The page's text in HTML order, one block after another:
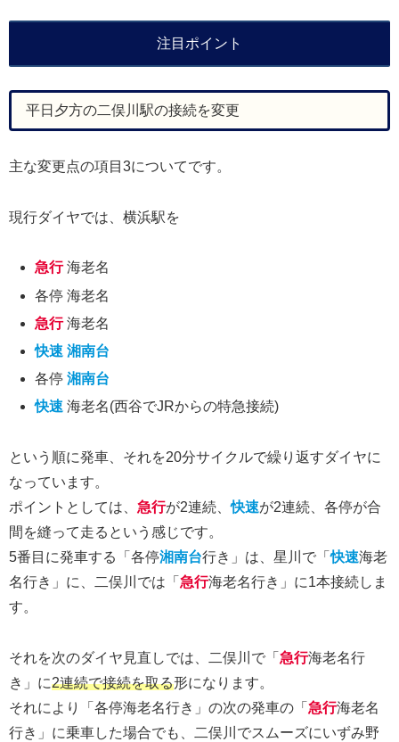
注目ポイント
平日夕方の二俣川駅の接続を変更
主な変更点の項目3についてです。
現行ダイヤでは、横浜駅を
急行海老名
各停 海老名
急行海老名
快速 湘南台
各停湘南台
快速 海老名(西谷でJRからの特急接続)
という順に発車、それを20分サイクルで繰り返すダイヤに
なっています。
ポイントとしては、 急行が2連続、快速が2連続、各停が合
間を縫って走るという感じです。
5番目に発車する「各停湘南台行き」は、星川で「快速海老
名行き」に、二俣川では「 急行海老名行き」に1本接続しま
す。
それを次のダイヤ見直しでは、二俣川で「 急行海老名行
き」に2連続で接続を取る形になります。
それにより「各停海老名行き」の次の発車の「 急行海老名
行き」に乗車した場合でも、二俣川でスムーズにいずみ野